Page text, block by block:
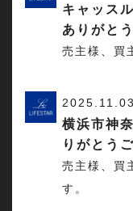
キャッス
ありがと
売主様、買
2025.11.03
横浜市神
りがとう
売主様、買
す。